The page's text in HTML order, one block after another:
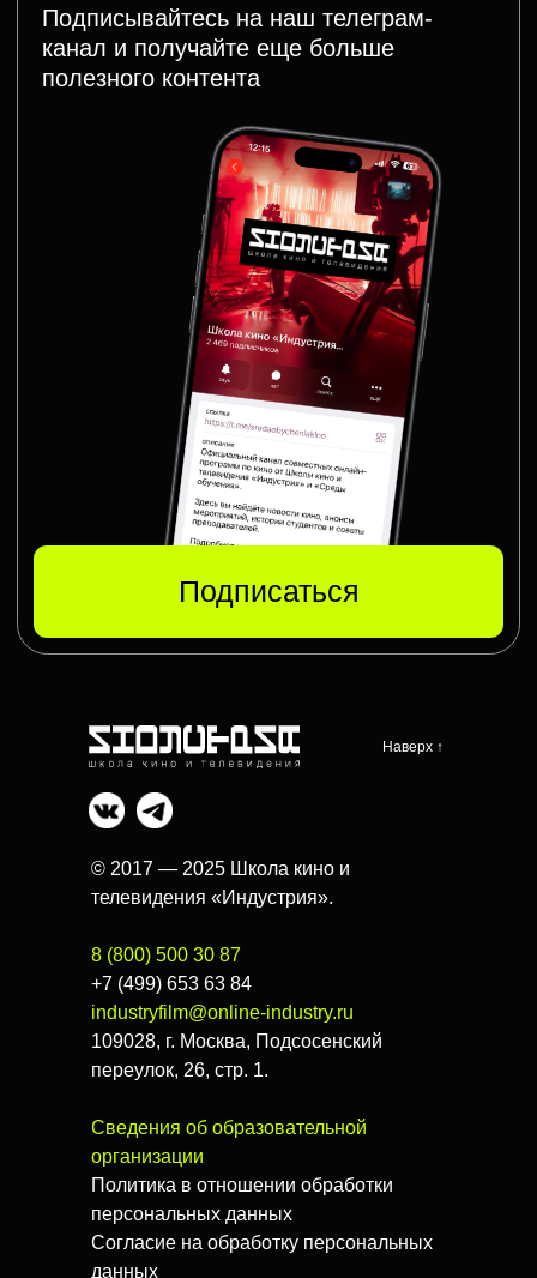
© 2017 — 2025 Школа кино и
телевидения «Индустрия».
8 (800) 500 30 87
+7 (499) 653 63 84
industryfilm@online-industry.ru
109028, г. Москва, Подсосенский
переулок, 26, стр. 1.
Сведения об образовательной
организации
Политика в отношении обработки
персональных данных
Согласие на обработку персональных
данных
Наверх ↑